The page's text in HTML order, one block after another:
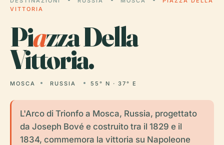
VITTORIA
Piazza Della
Vittoria.
MOSCA RUSSIA 55° N · 37° E
L'Arco di Trionfo a Mosca, Russia, progettato
da Joseph Bové e costruito tra il 1829 e il
1834, commemora la vittoria su Napoleone